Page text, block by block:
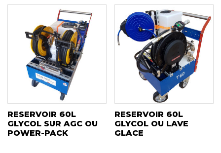
RESERVOIR 60L
GLYCOL SUR AGC OU
POWER-PACK
RESERVOIR 60L
GLYCOL OU LAVE
GLACE